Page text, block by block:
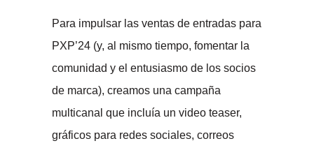
Para impulsar las ventas de entradas para
PXP’24 (y, al mismo tiempo, fomentar la
comunidad y el entusiasmo de los socios
de marca), creamos una campaña
multicanal que incluía un video teaser,
gráficos para redes sociales, correos